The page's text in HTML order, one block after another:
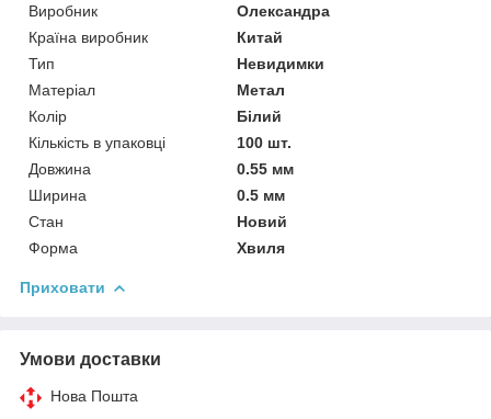
Виробник
Олександра
Країна виробник
Китай
Тип
Невидимки
Матеріал
Метал
Колір
Білий
Кількість в упаковці
100 шт.
Довжина
0.55 мм
Ширина
0.5 мм
Стан
Новий
Форма
Хвиля
Приховати
Умови доставки
Нова Пошта